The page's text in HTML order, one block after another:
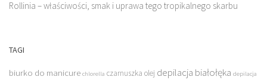
Rollinia – właściwości, smak i uprawa tego tropikalnego skarbu
TAGI
biurko do manicure chlorella czarnuszka olej depilacja białołęka depilacja